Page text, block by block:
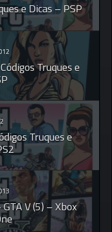
e Dicas – PSP
Truques e
Truques e
V (5) – Xbox